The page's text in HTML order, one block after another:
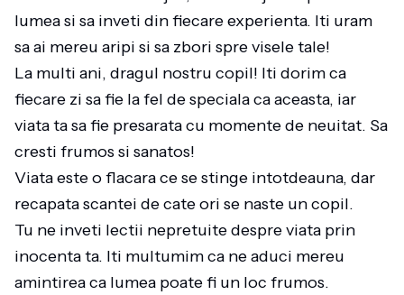
lumea si sa inveti din fiecare experienta. Iti uram
sa ai mereu aripi si sa zbori spre visele tale!
La multi ani, dragul nostru copil! Iti dorim ca
fiecare zi sa fie la fel de speciala ca aceasta, iar
viata ta sa fie presarata cu momente de neuitat. Sa
cresti frumos si sanatos!
Viata este o flacara ce se stinge intotdeauna, dar
recapata scantei de cate ori se naste un copil.
Tu ne inveti lectii nepretuite despre viata prin
inocenta ta. Iti multumim ca ne aduci mereu
amintirea ca lumea poate fi un loc frumos.